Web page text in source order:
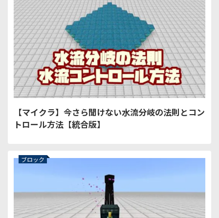
【マイクラ】今さら聞けない水流分岐の法則とコン
トロール方法【統合版】
ブロック